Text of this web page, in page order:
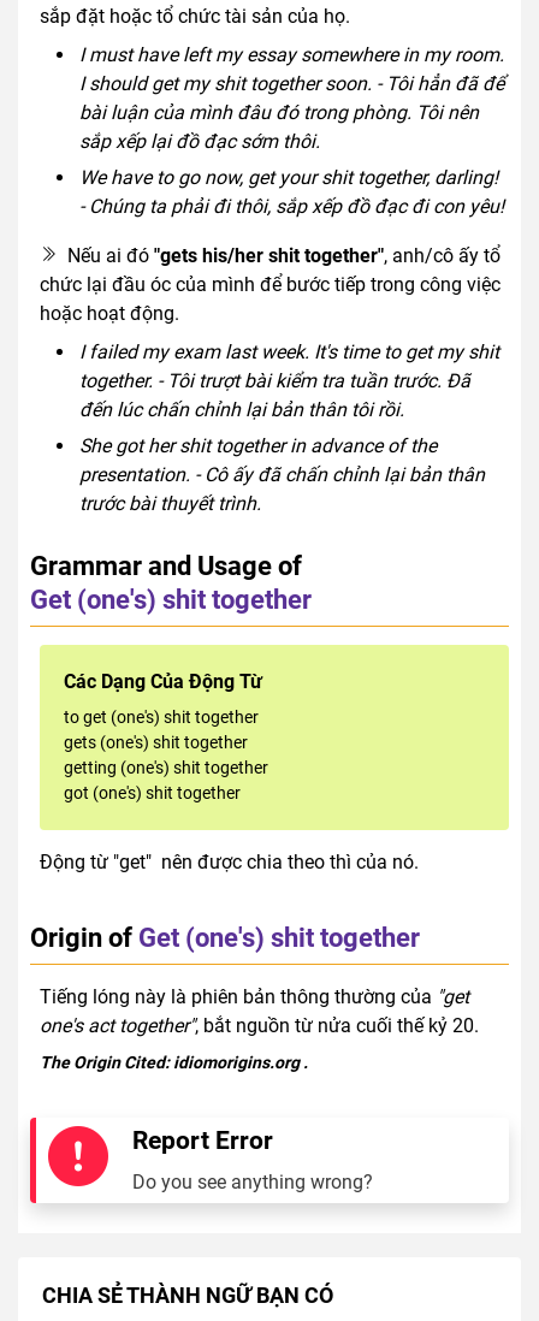
sắp đặt hoặc tổ chức tài sản của họ.
I must have left my essay somewhere in my room.
I should get my shit together soon. - Tôi hẳn đã để
bài luận của mình đâu đó trong phòng. Tôi nên
sắp xếp lại đồ đạc sớm thôi.
We have to go now, get your shit together, darling!
- Chúng ta phải đi thôi, sắp xếp đồ đạc đi con yêu!
Nếu ai đó "gets his/her shit together", anh/cô ấy tổ
chức lại đầu óc của mình để bước tiếp trong công việc
hoặc hoạt động.
I failed my exam last week. It's time to get my shit
together. - Tôi trượt bài kiểm tra tuần trước. Đã
đến lúc chấn chỉnh lại bản thân tôi rồi.
She got her shit together in advance of the
presentation. - Cô ấy đã chấn chỉnh lại bản thân
trước bài thuyết trình.
Grammar and Usage of
Get (one's) shit together
Các Dạng Của Động Từ
to get (one's) shit together
gets (one's) shit together
getting (one's) shit together
got (one's) shit together
Động từ "get" nên được chia theo thì của nó.
Origin of Get (one's) shit together
Tiếng lóng này là phiên bản thông thường của "get
one's act together", bắt nguồn từ nửa cuối thế kỷ 20.
The Origin Cited:idiomorigins.org.
Report Error
Do you see anything wrong?
CHIA SẺ THÀNH NGỮ BẠN CÓ